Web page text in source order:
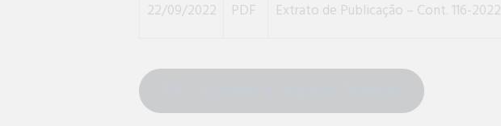
22/09/2022 PDF Extrato de Publicação – Cont. 116-2022